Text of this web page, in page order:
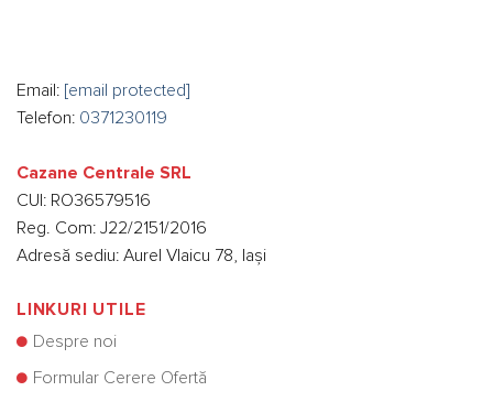
Email: [email protected]
Telefon: 0371230119
Cazane Centrale SRL
CUI: RO36579516
Reg. Com: J22/2151/2016
Adresă sediu: Aurel Vlaicu 78, Iași
LINKURI UTILE
Despre noi
Formular Cerere Ofertă